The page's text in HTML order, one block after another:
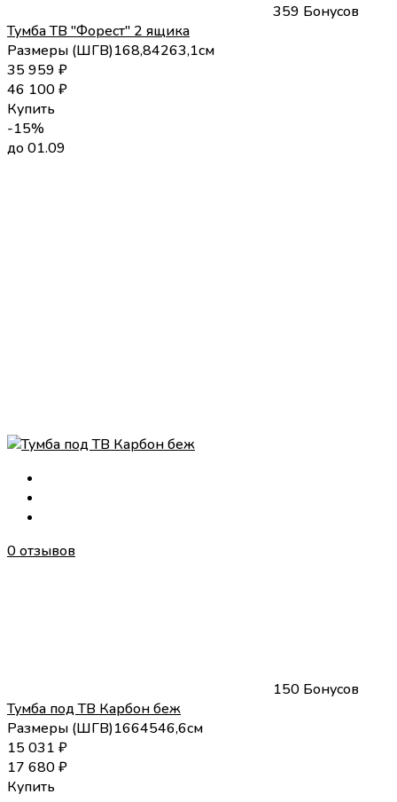
359 Бонусов
Тумба ТВ "Форест" 2 ящика
Размеры (ШГВ)168,84263,1см
35 959 ₽
46 100₽
Купить
-15%
до 01.09
0 отзывов
150 Бонусов
Тумба под ТВ Карбон беж
Размеры (ШГВ)1664546,6см
15 031 ₽
17 680₽
Купить